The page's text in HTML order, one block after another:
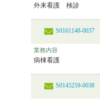
外来看護 検診
S0161148-0037
業務内容
病棟看護
S0145259-0038